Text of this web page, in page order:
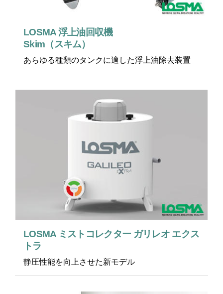
LOSMA 浮上油回収機
Skim（スキム）
あらゆる種類のタンクに適した浮上油除去装置
LOSMA ミストコレクター ガリレオ エクス
トラ
静圧性能を向上させた新モデル